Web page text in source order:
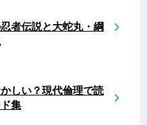
者伝説と大蛇丸・綱
しい？現代倫理で読
集